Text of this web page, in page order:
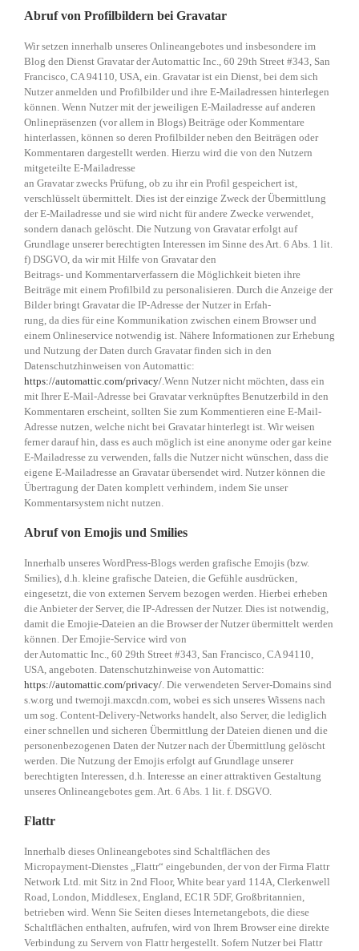
Abruf von Profilbildern bei Gravatar
Wir setzen innerhalb unseres Onlineangebotes und insbesondere im
Blog den Dienst Gravatar der Automattic Inc., 60 29th Street #343, San
Francisco, CA 94110, USA, ein. Gravatar ist ein Dienst, bei dem sich
Nutzer anmelden und Profilbilder und ihre E-Mailadressen hinterlegen
können. Wenn Nutzer mit der jeweiligen E-Mailadresse auf anderen
Onlinepräsenzen (vor allem in Blogs) Beiträge oder Kommentare
hinterlassen, können so deren Profilbilder neben den Beiträgen oder
Kommentaren dargestellt werden. Hierzu wird die von den Nutzern
mitgeteilte E-Mailadresse
an Gravatar zwecks Prüfung, ob zu ihr ein Profil gespeichert ist,
verschlüsselt übermittelt. Dies ist der einzige Zweck der Übermittlung
der E-Mailadresse und sie wird nicht für andere Zwecke verwendet,
sondern danach gelöscht. Die Nutzung von Gravatar erfolgt auf
Grundlage unserer berechtigten Interessen im Sinne des Art. 6 Abs. 1 lit.
f) DSGVO, da wir mit Hilfe von Gravatar den
Beitrags- und Kommentarverfassern die Möglichkeit bieten ihre
Beiträge mit einem Profilbild zu personalisieren. Durch die Anzeige der
Bilder bringt Gravatar die IP-Adresse der Nutzer in Erfah-
rung, da dies für eine Kommunikation zwischen einem Browser und
einem Onlineservice notwendig ist. Nähere Informationen zur Erhebung
und Nutzung der Daten durch Gravatar finden sich in den
Datenschutzhinweisen von Automattic:
https://automattic.com/privacy/.Wenn Nutzer nicht möchten, dass ein
mit Ihrer E-Mail-Adresse bei Gravatar verknüpftes Benutzerbild in den
Kommentaren erscheint, sollten Sie zum Kommentieren eine E-Mail-
Adresse nutzen, welche nicht bei Gravatar hinterlegt ist. Wir weisen
ferner darauf hin, dass es auch möglich ist eine anonyme oder gar keine
E-Mailadresse zu verwenden, falls die Nutzer nicht wünschen, dass die
eigene E-Mailadresse an Gravatar übersendet wird. Nutzer können die
Übertragung der Daten komplett verhindern, indem Sie unser
Kommentarsystem nicht nutzen.
Abruf von Emojis und Smilies
Innerhalb unseres WordPress-Blogs werden grafische Emojis (bzw.
Smilies), d.h. kleine grafische Dateien, die Gefühle ausdrücken,
eingesetzt, die von externen Servern bezogen werden. Hierbei erheben
die Anbieter der Server, die IP-Adressen der Nutzer. Dies ist notwendig,
damit die Emojie-Dateien an die Browser der Nutzer übermittelt werden
können. Der Emojie-Service wird von
der Automattic Inc., 60 29th Street #343, San Francisco, CA 94110,
USA, angeboten. Datenschutzhinweise von Automattic:
https://automattic.com/privacy/. Die verwendeten Server-Domains sind
s.w.org und twemoji.maxcdn.com, wobei es sich unseres Wissens nach
um sog. Content-Delivery-Networks handelt, also Server, die lediglich
einer schnellen und sicheren Übermittlung der Dateien dienen und die
personenbezogenen Daten der Nutzer nach der Übermittlung gelöscht
werden. Die Nutzung der Emojis erfolgt auf Grundlage unserer
berechtigten Interessen, d.h. Interesse an einer attraktiven Gestaltung
unseres Onlineangebotes gem. Art. 6 Abs. 1 lit. f. DSGVO.
Flattr
Innerhalb dieses Onlineangebotes sind Schaltflächen des
Micropayment-Dienstes „Flattr“ eingebunden, der von der Firma Flattr
Network Ltd. mit Sitz in 2nd Floor, White bear yard 114A, Clerkenwell
Road, London, Middlesex, England, EC1R 5DF, Großbritannien,
betrieben wird. Wenn Sie Seiten dieses Internetangebots, die diese
Schaltflächen enthalten, aufrufen, wird von Ihrem Browser eine direkte
Verbindung zu Servern von Flattr hergestellt. Sofern Nutzer bei Flattr